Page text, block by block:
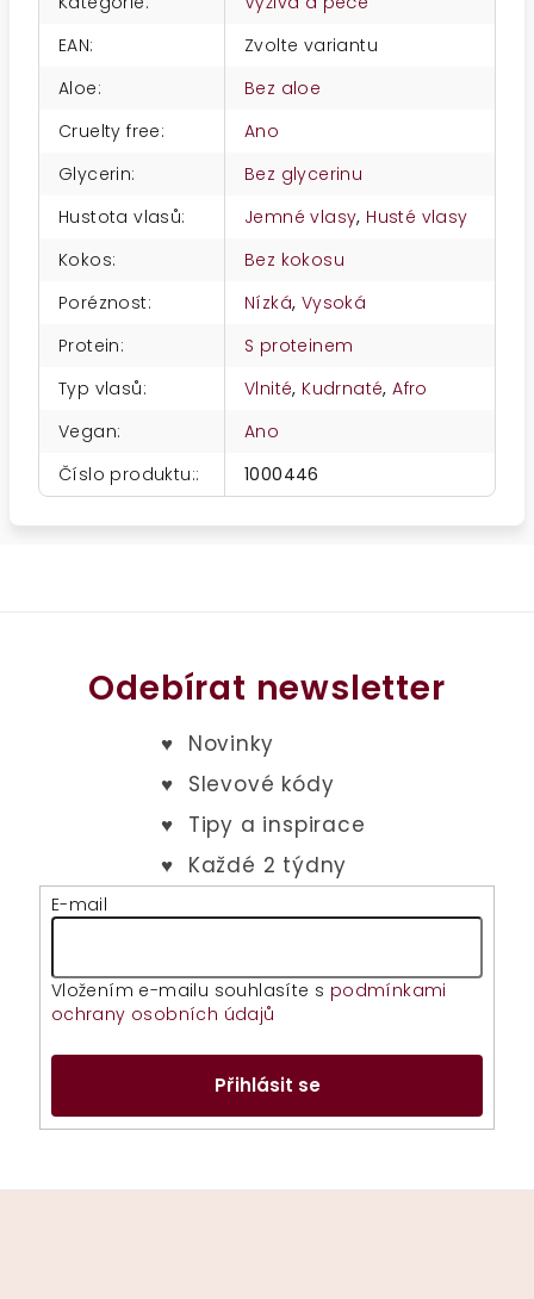
EAN:
Zvolte variantu
Aloe:
Bez aloe
Cruelty free:
Ano
Glycerin:
Bez glycerinu
Hustota vlasů: Jemné vlasy, Husté vlasy
Kokos:
Bez kokosu
Poréznost: Nízká, Vysoká
Protein:
S proteinem
Typ vlasů: Vlnité, Kudrnaté,Afro
Vegan:
Ano
Číslo produktu:: 1000446
Odebírat newsletter
E-mail
Vložením e-mailu souhlasíte s podmínkami
ochrany osobních údajů
Přihlásit se